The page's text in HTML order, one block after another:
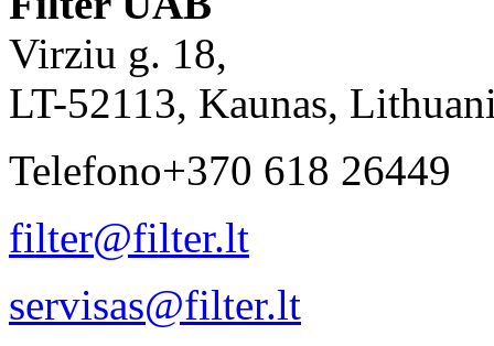
Virziu g. 18,
LT-52113, Kaunas,
Telefono+370 618 26449
filter@filter.lt
servisas@filter.lt